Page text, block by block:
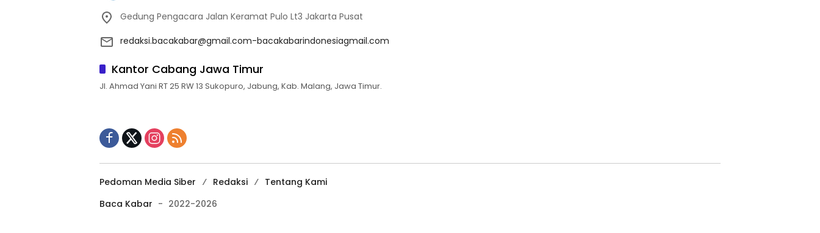
Gedung Pengacara Jalan Keramat Pulo Lt3 Jakarta Pusat
redaksi.bacakabar@gmail.com-bacakabarindonesiagmail.com
Kantor Cabang Jawa Timur
Jl. Ahmad Yani RT 25 RW 13 Sukopuro, Jabung, Kab. Malang, Jawa Timur.
Pedoman Media Siber Redaksi
Tentang Kami
Baca Kabar - 2022-2026